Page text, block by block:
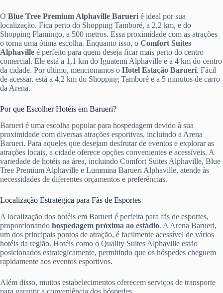
O Blue Tree Premium Alphaville Barueri é ideal por sua
localização. Fica perto do Shopping Tamboré, a 2,2 km, e do
Shopping Flamingo, a 500 metros. Essa proximidade com as atrações
o torna uma ótima escolha. Enquanto isso, o Comfort Suites
Alphaville é perfeito para quem deseja ficar mais perto do centro
comercial. Ele está a 1,1 km do Iguatemi Alphaville e a 4 km do centro
da cidade. Por último, mencionamos o Hotel Estação Barueri. Fácil
de acessar, está a 4,2 km do Shopping Tamboré e a 5 minutos de carro
da Arena.
Por que Escolher Hotéis em Barueri?
Barueri é uma escolha popular para hospedagem devido à sua
proximidade com diversas atrações esportivas, incluindo a Arena
Barueri. Para aqueles que desejam desfrutar de eventos e explorar as
atrações locais, a cidade oferece opções convenientes e acessíveis. A
variedade de hotéis na área, incluindo Comfort Suites Alphaville, Blue
Tree Premium Alphaville e Lummina Barueri Alphaville, atende às
necessidades de diferentes orçamentos e preferências.
Localização Estratégica para Fãs de Esportes
A localização dos hotéis em Barueri é perfeita para fãs de esportes,
proporcionando hospedagem próxima ao estádio. A Arena Barueri,
um dos principais pontos de atração, é facilmente acessível de vários
hotéis da região. Hotéis como o Quality Suites Alphaville estão
posicionados estrategicamente, permitindo que os hóspedes cheguem
rapidamente aos eventos esportivos.
Além disso, muitos estabelecimentos oferecem serviços de transporte
para garantir a conveniência dos hóspedes.